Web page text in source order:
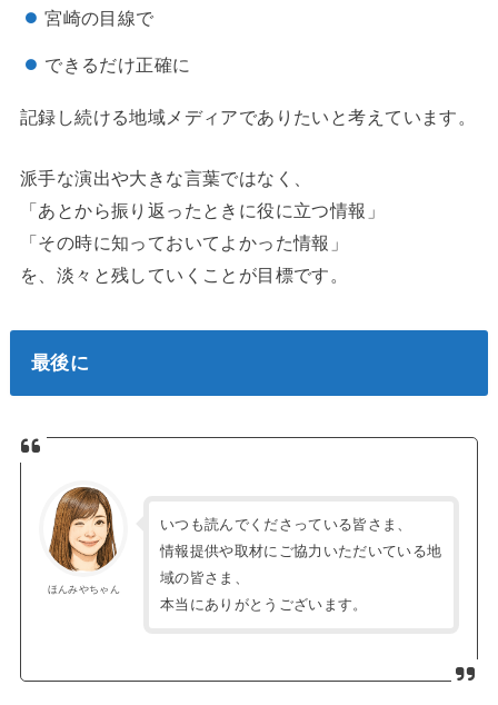
宮崎の目線で
できるだけ正確に
記録し続ける地域メディアでありたいと考えています。
派手な演出や大きな言葉ではなく、
「あとから振り返ったときに役に立つ情報」
「その時に知っておいてよかった情報」
を、淡々と残していくことが目標です。
最後に
ほんみやちゃん
いつも読んでくださっている皆さま、
情報提供や取材にご協力いただいている地
域の皆さま、
本当にありがとうございます。